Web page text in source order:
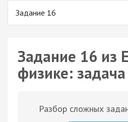
Задание 16
Задание 16 из
физике:
Разбор сложных